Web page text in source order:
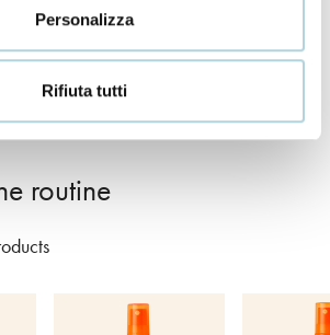
Personalizza
Rifiuta tutti
routine